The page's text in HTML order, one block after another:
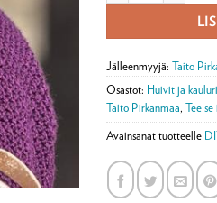
Jälleenmyyjä: Taito
Osastot: Huivit ja
Taito Pirkanmaa, Tee
Avainsanat tuotteelle